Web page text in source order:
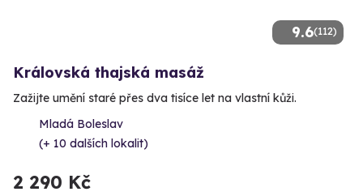
9.6(112)
Královská thajská masáž
Zažijte umění staré přes dva tisíce let na vlastní kůži.
Mladá Boleslav
(+ 10 dalších lokalit)
2 290 Kč